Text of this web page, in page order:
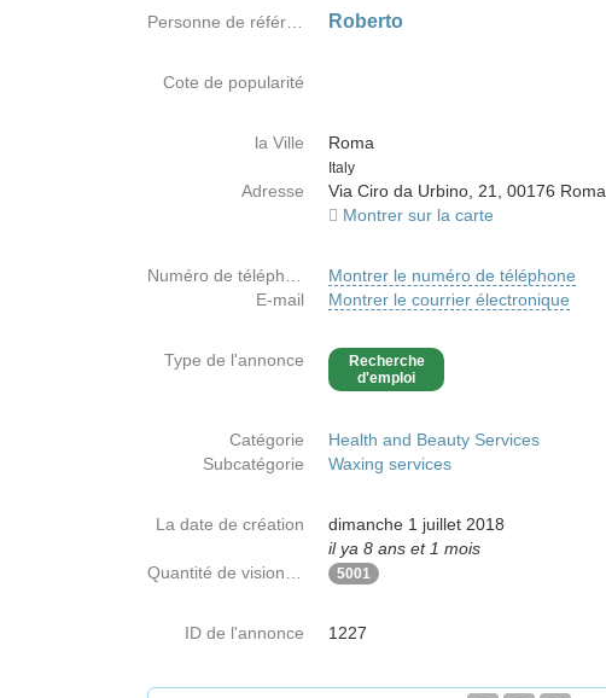
Roberto
Cote de popularité
la Ville
Roma
Country
Italy
Adresse
Via Ciro da Urbino, 21, 00176 Roma
Montrer sur la carte
Montrer le numéro de téléphone
E-mail
Montrer le courrier électronique
Type de l'annonce
Recherche
d'emploi
Catégorie
Health and Beauty Services
Subcatégorie
Waxing services
La date de création
dimanche 1 juillet 2018
il ya 8 ans et 1 mois
5001
ID de l'annonce 1227